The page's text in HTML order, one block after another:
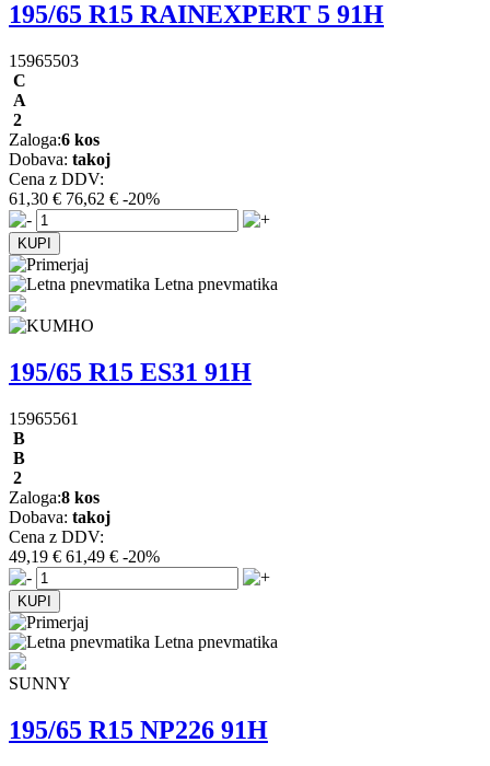
195/65 R15 RAINEXPERT 5 91H
15965503
C
A
2
Zaloga:6 kos
Dobava: takoj
Cena z DDV:
61,30 € 76,62 € -20%
Letna pnevmatika
195/65 R15 ES31 91H
15965561
B
B
2
Zaloga:8 kos
Dobava: takoj
Cena z DDV:
49,19 € 61,49 € -20%
Letna pnevmatika
SUNNY
195/65 R15 NP226 91H